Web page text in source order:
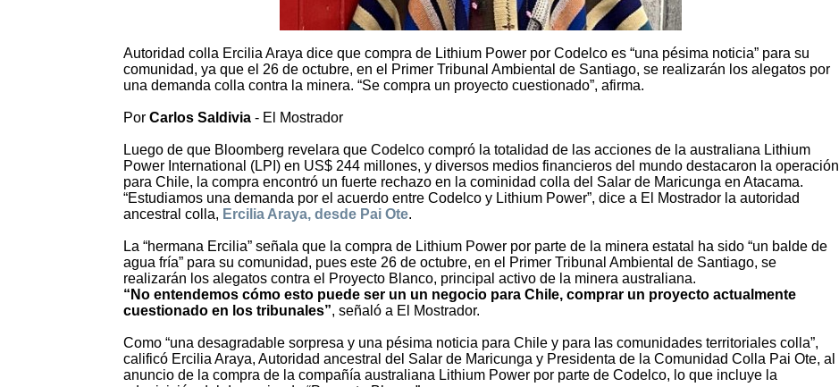
Autoridad colla Ercilia Araya dice que compra de Lithium Power por Codelco es “una pésima noticia” para su
comunidad, ya que el 26 de octubre, en el Primer Tribunal Ambiental de Santiago, se realizarán los alegatos por
una demanda colla contra la minera. “Se compra un proyecto cuestionado”, afirma.
Por Carlos Saldivia - El Mostrador
Luego de que Bloomberg revelara que Codelco compró la totalidad de las acciones de la australiana Lithium
Power International (LPI) en US$ 244 millones, y diversos medios financieros del mundo destacaron la operación
para Chile, la compra encontró un fuerte rechazo en la cominidad colla del Salar de Maricunga en Atacama.
“Estudiamos una demanda por el acuerdo entre Codelco y Lithium Power”, dice a El Mostrador la autoridad
ancestral colla, Ercilia Araya, desde Pai Ote.
La “hermana Ercilia” señala que la compra de Lithium Power por parte de la minera estatal ha sido “un balde de
agua fría” para su comunidad, pues este 26 de octubre, en el Primer Tribunal Ambiental de Santiago, se
realizarán los alegatos contra el Proyecto Blanco, principal activo de la minera australiana.
“No entendemos cómo esto puede ser un un negocio para Chile, comprar un proyecto actualmente
cuestionado en los tribunales”, señaló a El Mostrador.
Como “una desagradable sorpresa y una pésima noticia para Chile y para las comunidades territoriales colla”,
calificó Ercilia Araya, Autoridad ancestral del Salar de Maricunga y Presidenta de la Comunidad Colla Pai Ote, al
anuncio de la compra de la compañía australiana Lithium Power por parte de Codelco, lo que incluye la